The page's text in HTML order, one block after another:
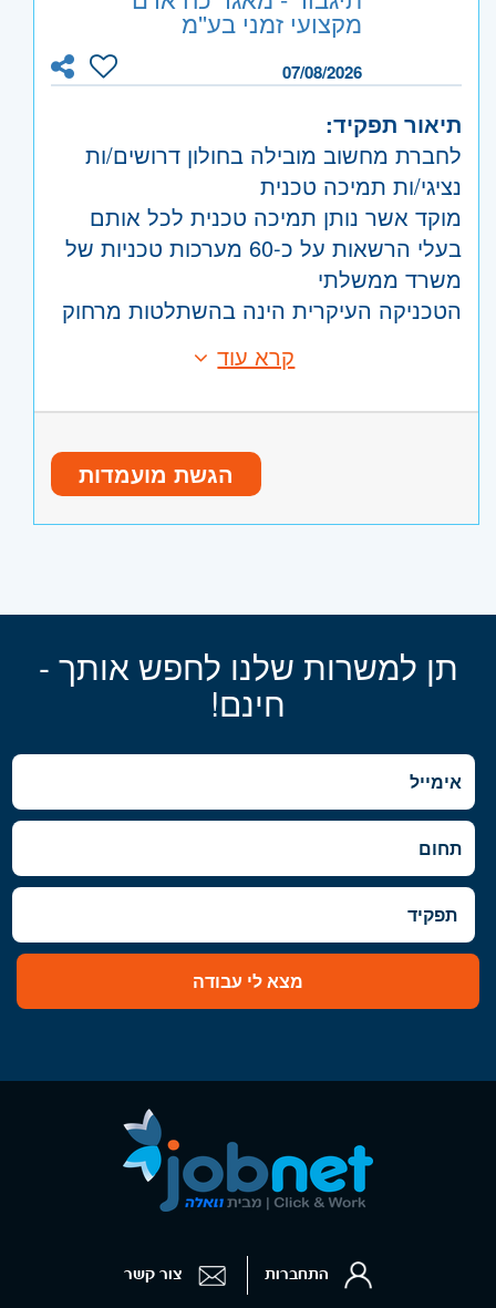
פתרון תקלות ותפעול שוטף של
הדרכות ראשוניות והכוונת לקוחות
עבודה שוטפת עם צוותי הפיתוח,
המכירות והתפעול
סטורנקסט!
אזור: מרכז- תל אביב, פתח תקווה, רמת גן
וגבעתיים, בקעת אונו וגבעת שמואל, חולון
ובת-ים, מודיעין, שוהם
שרון- רעננה, כפר סבא והוד השרון, ראש
העין, הרצליה ורמת השרון
השפלה- ראשון לציון ונס- ציונה
מקצועי זמני בע''מ
07/08/2026
תיאור תפקיד:
לחברת מחשוב מובילה בחולון דרושים/ות
נציגי/ות תמיכה טכנית
מוקד אשר נותן תמיכה טכנית לכל אותם
בעלי הרשאות על כ-60 מערכות טכניות של
משרד ממשלתי
הטכניקה העיקרית הינה בהשתלטות מרחוק
ובעצם סיוע בתפעול המערכת, הסברה
תנאים טובים למתאימים/ות!!!
ידע בסיסי במחשבים
משרה מלאה
השפלה- ראשון לציון ונס- ציונה
קרא עוד
הגשת מועמדות
תן למשרות שלנו לחפש אותך -
חינם!
מצא לי עבודה